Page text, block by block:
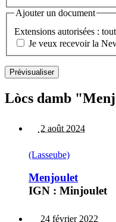
Ajouter un document
Extensions autorisées :
Je veux recevoir la
Lòcs damb
2 août 2024
(Lasseube)
Menjoulet
IGN : Minjoulet
24 février 2022